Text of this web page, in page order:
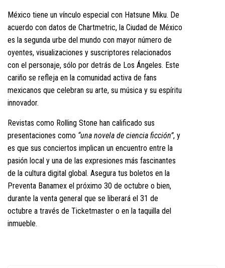
México tiene un vínculo especial con Hatsune Miku. De
acuerdo con datos de Chartmetric, la Ciudad de México
es la segunda urbe del mundo con mayor número de
oyentes, visualizaciones y suscriptores relacionados
con el personaje, sólo por detrás de Los Ángeles. Este
cariño se refleja en la comunidad activa de fans
mexicanos que celebran su arte, su música y su espíritu
innovador.
Revistas como Rolling Stone han calificado sus
presentaciones como “una novela de ciencia ficción”, y
es que sus conciertos implican un encuentro entre la
pasión local y una de las expresiones más fascinantes
de la cultura digital global. Asegura tus boletos en la
Preventa Banamex el próximo 30 de octubre o bien,
durante la venta general que se liberará el 31 de
octubre a través de Ticketmaster o en la taquilla del
inmueble.